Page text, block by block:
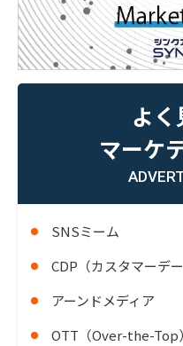
よ
マーケ
SNSミーム
CDP（カスタマーデ
アーンドメディア
OTT（Over-the-Top）